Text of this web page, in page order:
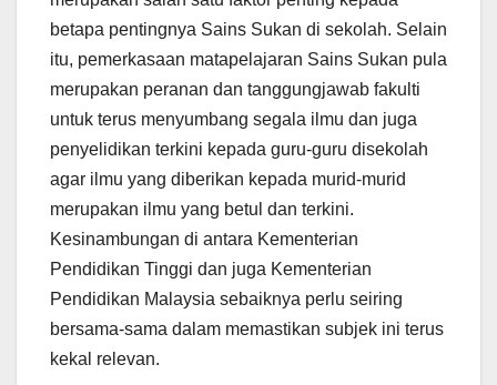
betapa pentingnya Sains Sukan di sekolah. Selain
itu, pemerkasaan matapelajaran Sains Sukan pula
merupakan peranan dan tanggungjawab fakulti
untuk terus menyumbang segala ilmu dan juga
penyelidikan terkini kepada guru-guru disekolah
agar ilmu yang diberikan kepada murid-murid
merupakan ilmu yang betul dan terkini.
Kesinambungan di antara Kementerian
Pendidikan Tinggi dan juga Kementerian
Pendidikan Malaysia sebaiknya perlu seiring
bersama-sama dalam memastikan subjek ini terus
kekal relevan.